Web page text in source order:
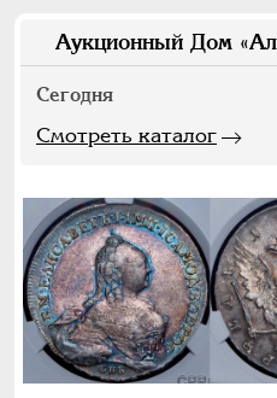
Аукционный Дом
Сегодня
Смотреть каталог